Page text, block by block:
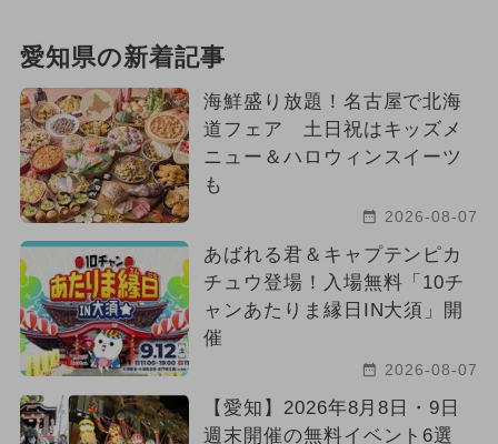
愛知県の新着記事
海鮮盛り放題！名古屋で北海
道フェア 土日祝はキッズメ
ニュー＆ハロウィンスイーツ
も
2026-08-07
あばれる君＆キャプテンピカ
チュウ登場！入場無料「10チ
ャンあたりま縁日IN大須」開
催
2026-08-07
【愛知】2026年8月8日・9日
週末開催の無料イベント6選